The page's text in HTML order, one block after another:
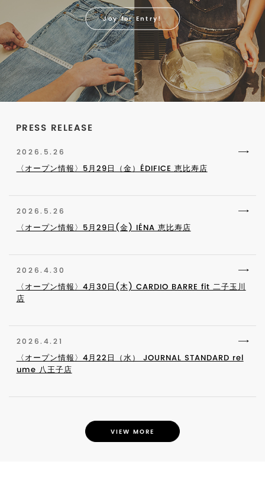
Joy for Entry!
PRESS RELEASE
2026.5.26
〈オープン情報〉5月29日（金）ÉDIFICE 恵比寿店
2026.5.26
〈オープン情報〉5月29日(金) IÉNA 恵比寿店
2026.4.30
〈オープン情報〉4月30日(木) CARDIO BARRE fit 二子玉川
店
2026.4.21
〈オープン情報〉4月22日（水） JOURNAL STANDARD rel
ume 八王子店
VIEW MORE